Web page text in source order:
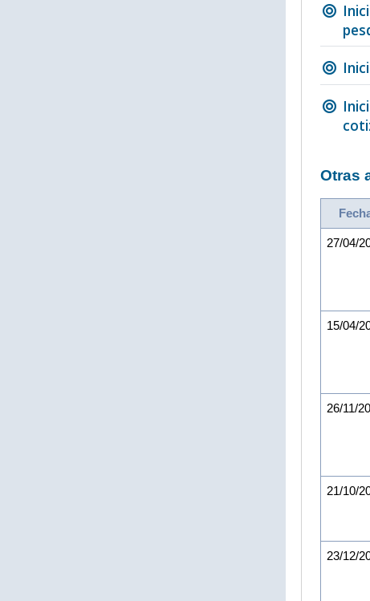
Otras
27/04/
15/04/
26/11/
21/10/
23/12/